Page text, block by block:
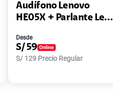
Audífono Lenovo
HE05X + Parlante Le...
Desde
S/ 59
S/ 129 Precio Regular